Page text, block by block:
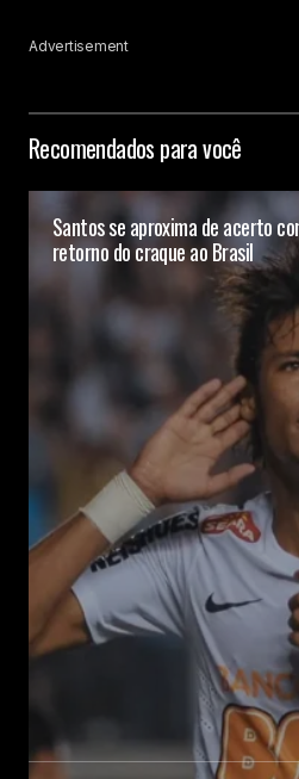
Advertisement
Recomendados para você
Santos se aproxima de acerto
retorno do craque ao Brasil